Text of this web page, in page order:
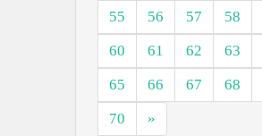
55
56 57 58
60
61 62 63
65
66 67 68
70
»